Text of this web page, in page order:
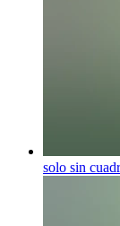
solo sin